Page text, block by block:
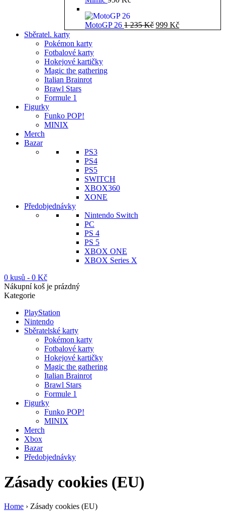
MotoGP 26 1 235Kč Původní
999 KčAktuální
Sběratel. karty
Pokémon karty
Fotbalové karty
Hokejové kartičky
Magic the gathering
Italian Brainrot
Brawl Stars
Formule 1
Figurky
Funko POP!
MINIX
Merch
Bazar
PS3
PS4
PS5
SWITCH
XBOX360
XONE
Předobjednávky
Nintendo Switch
PC
PS 4
PS 5
XBOX ONE
XBOX Series X
0 kusů - 0 Kč
Nákupní koš je prázdný
Kategorie
PlayStation
Nintendo
Sběratelské karty
Pokémon karty
Fotbalové karty
Hokejové kartičky
Magic the gathering
Italian Brainrot
Brawl Stars
Formule 1
Figurky
Funko POP!
MINIX
Merch
Xbox
Bazar
Předobjednávky
Zásady cookies (EU)
Home › Zásady cookies (EU)